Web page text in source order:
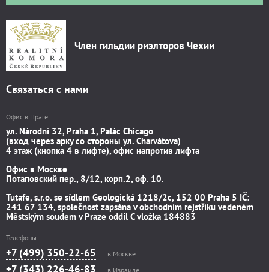
Член гильдии риэлторов Чехии
Связаться с нами
Офис в Праге
ул. Národní 32, Praha 1, Palác Chicago
(вход через арку со стороны ул. Charvátova)
4 этаж (кнопка 4 в лифте), офис напротив лифта
Офис в Москве
Потаповский пер., 8/12, корп.2, оф. 10.
Tutafe, s.r.o. se sídlem Geologická 1218/2c, 152 00 Praha 5 IČ:
241 67 134, společnost zapsána v obchodním rejstříku vedeném
Městským soudem v Praze oddíl C vložka 184883
Телефоны
+7 (499) 350-22-65 в Москве
+7 (343) 226-46-83 в Израиле